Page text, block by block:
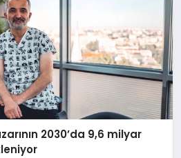
2030’da 9,6 milyar